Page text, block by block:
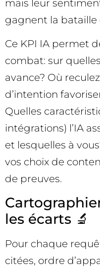
mais leur
gagnent la bataille
Ce KPI IA permet
combat: sur
avance? Où
d’intention
Quelles
intégrations) l’IA
et lesquelles à
vos choix de
de preuves.
les écarts 🔬
Pour chaque
citées, ordre